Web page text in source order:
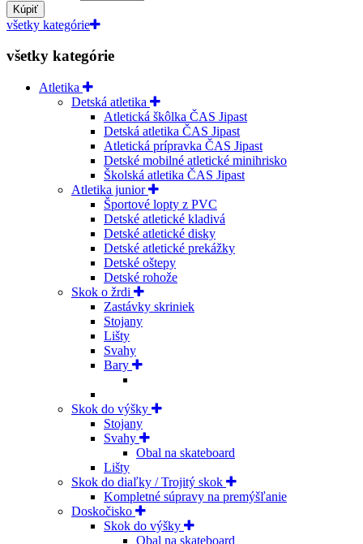
Kúpiť
všetky kategórie
všetky kategórie
Atletika
Detská atletika
Atletická škôlka ČAS Jipast
Detská atletika ČAS Jipast
Atletická prípravka ČAS Jipast
Detské mobilné atletické minihrisko
Školská atletika ČAS Jipast
Atletika junior
Športové lopty z PVC
Detské atletické kladivá
Detské atletické disky
Detské atletické prekážky
Detské oštepy
Detské rohože
Skok o žrdi
Zastávky skriniek
Stojany
Lišty
Svahy
Bary
Skok do výšky
Stojany
Svahy
Obal na skateboard
Lišty
Skok do diaľky / Trojitý skok
Kompletné súpravy na premýšľanie
Doskočisko
Skok do výšky
Obal na skateboard